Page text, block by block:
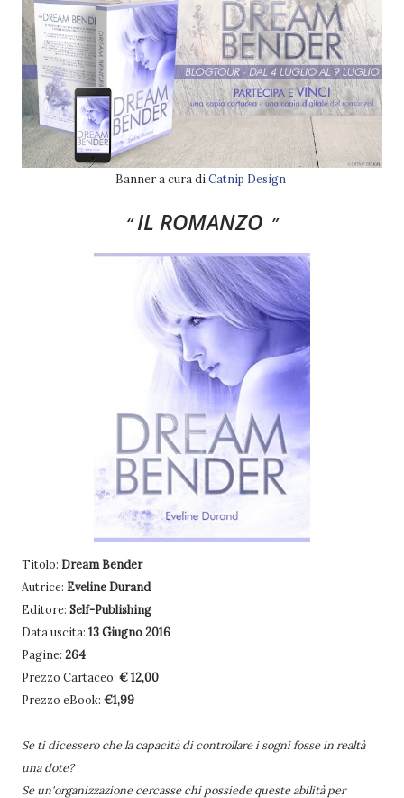
Banner a cura di Catnip Design
IL ROMANZO
Titolo: Dream Bender
Autrice: Eveline Durand
Editore: Self-Publishing
Data uscita: 13 Giugno 2016
Pagine: 264
Prezzo Cartaceo: € 12,00
Prezzo eBook: €1,99
Se ti dicessero che la capacità di controllare i sogni fosse in realtà
una dote?
Se un'organizzazione cercasse chi possiede queste abilità per